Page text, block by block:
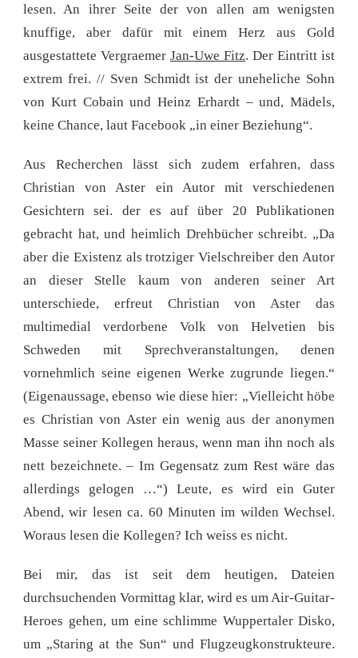
lesen. An ihrer Seite der von allen am wenigsten
knuffige, aber dafür mit einem Herz aus Gold
ausgestattete Vergraemer Jan-Uwe Fitz. Der Eintritt ist
extrem frei. // Sven Schmidt ist der uneheliche Sohn
von Kurt Cobain und Heinz Erhardt – und, Mädels,
keine Chance, laut Facebook „in einer Beziehung“.
Aus Recherchen lässt sich zudem erfahren, dass
Christian von Aster ein Autor mit verschiedenen
Gesichtern sei. der es auf über 20 Publikationen
gebracht hat, und heimlich Drehbücher schreibt. „Da
aber die Existenz als trotziger Vielschreiber den Autor
an dieser Stelle kaum von anderen seiner Art
unterschiede, erfreut Christian von Aster das
multimedial verdorbene Volk von Helvetien bis
Schweden mit Sprechveranstaltungen, denen
vornehmlich seine eigenen Werke zugrunde liegen.“
(Eigenaussage, ebenso wie diese hier: „Vielleicht höbe
es Christian von Aster ein wenig aus der anonymen
Masse seiner Kollegen heraus, wenn man ihn noch als
nett bezeichnete. – Im Gegensatz zum Rest wäre das
allerdings gelogen …“) Leute, es wird ein Guter
Abend, wir lesen ca. 60 Minuten im wilden Wechsel.
Woraus lesen die Kollegen? Ich weiss es nicht.
Bei mir, das ist seit dem heutigen, Dateien
durchsuchenden Vormittag klar, wird es um Air-Guitar-
Heroes gehen, um eine schlimme Wuppertaler Disko,
um „Staring at the Sun“ und Flugzeugkonstrukteure.